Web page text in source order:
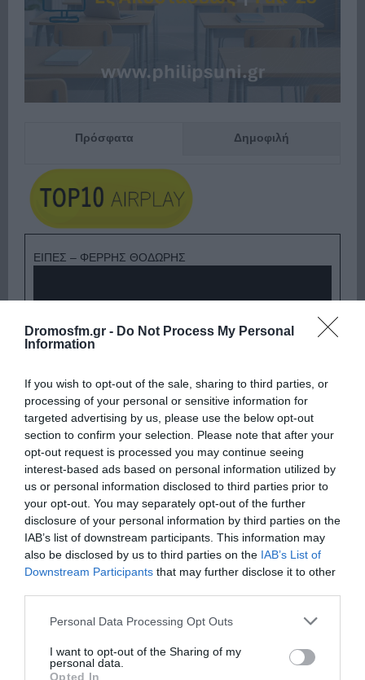
Dromosfm.gr - Do Not Process My Personal
Information
If you wish to opt-out of the sale, sharing to third parties, or
processing of your personal or sensitive information for
targeted advertising by us, please use the below opt-out
section to confirm your selection. Please note that after your
opt-out request is processed you may continue seeing
interest-based ads based on personal information utilized by
us or personal information disclosed to third parties prior to
your opt-out. You may separately opt-out of the further
disclosure of your personal information by third parties on the
IAB’s list of downstream participants. This information may
also be disclosed by us to third parties on the IAB’s List of
Downstream Participants that may further disclose it to other
Please note that this website/app uses one or more Google
not limited to your visit or usage behaviour. You may click to
grant or deny consent to Google and its third-party tags to
Personal Data Processing Opt Outs
I want to opt-out of the Sharing of my
personal data.
Opted In
Πρόσφατα Δημοφιλή
ΕΙΠΕΣ – ΦΕΡΡΗΣ ΘΟΔΩΡΗΣ
Παρακαλώ Περιμένετε...
ΛΟΓΑΡΙΑΣΜΟΣ - ΛΙΟΛΙΟΥ ΚΑΤΕΡΙΝΑ